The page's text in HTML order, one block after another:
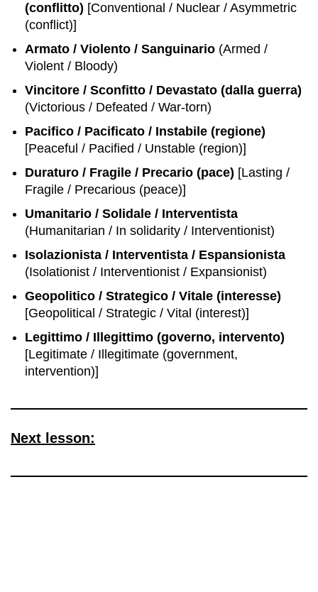
(conflitto) [Conventional / Nuclear / Asymmetric
(conflict)]
Armato / Violento / Sanguinario (Armed /
Violent / Bloody)
Vincitore / Sconfitto / Devastato (dalla guerra)
(Victorious / Defeated / War-torn)
Pacifico / Pacificato / Instabile (regione)
[Peaceful / Pacified / Unstable (region)]
Duraturo / Fragile / Precario (pace) [Lasting /
Fragile / Precarious (peace)]
Umanitario / Solidale / Interventista
(Humanitarian / In solidarity / Interventionist)
Isolazionista / Interventista / Espansionista
(Isolationist / Interventionist / Expansionist)
Geopolitico / Strategico / Vitale (interesse)
[Geopolitical / Strategic / Vital (interest)]
Legittimo / Illegittimo (governo, intervento)
[Legitimate / Illegitimate (government,
intervention)]
Next lesson: